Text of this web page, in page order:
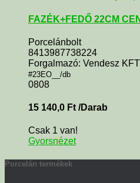
FAZÉK+FEDŐ 22CM
Porcelánbolt
8413987738224
Forgalmazó: Vendesz
#23EO__/db
0808
15 140,0 Ft /Darab
Csak 1 van!
Gyorsnézet
Porcelán termékek